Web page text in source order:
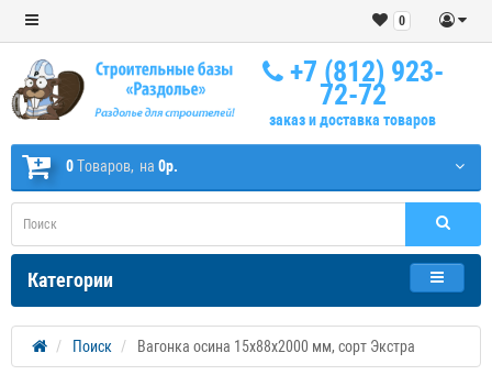
0
+7 (812) 923-
72-72
заказ и доставка товаров
0Tоваров, на 0р.
Категории
Поиск Вагонка осина 15х88х2000 мм, сорт Экстра